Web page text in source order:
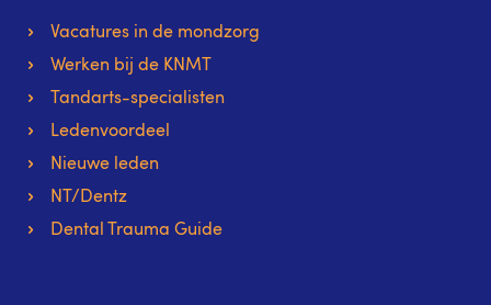
Vacatures in de mondzorg
Werken bij de KNMT
Tandarts-specialisten
Ledenvoordeel
Nieuwe leden
NT/Dentz
Dental Trauma Guide